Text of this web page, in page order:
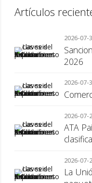
Artículos
2026-07-
2026
2026-07-
2026-07-
ATA
2026-07-
La